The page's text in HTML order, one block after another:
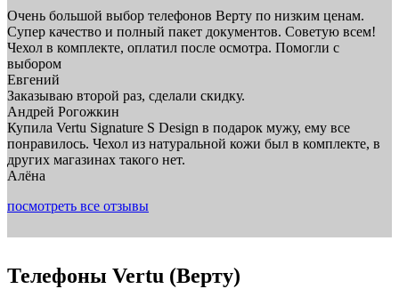
Очень большой выбор телефонов Верту по низким ценам.
Супер качество и полный пакет документов. Советую всем!
Чехол в комплекте, оплатил после осмотра. Помогли с
выбором
Евгений
Заказываю второй раз, сделали скидку.
Андрей Рогожкин
Купила Vertu Signature S Design в подарок мужу, ему все
понравилось. Чехол из натуральной кожи был в комплекте, в
других магазинах такого нет.
Алёна
посмотреть все отзывы
Телефоны Vertu (Верту)